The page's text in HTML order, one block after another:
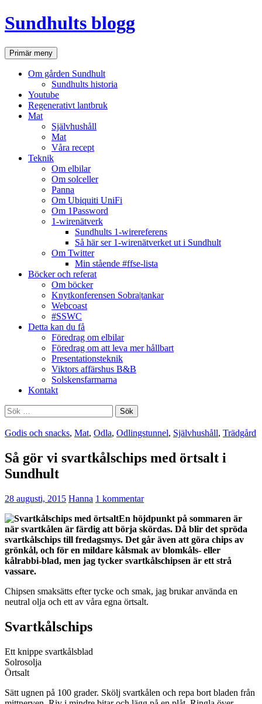
Hoppa
till
Sundhults blogg
SökPrimär meny
Om gården Sundhult
Sundhults historia
Youtube
Regenerativt lantbruk
Mat
Självhushåll
Mat
Våra recept
Teknik
Om elbilar
Om solceller
Panna
Om Ubiquiti UniFi
Om 1Password
1-wirenätverk
Sundhults 1-wirereferens
Så här ser 1-wirenätverket ut i Sundhult
Om Twitter
Min stående #ffse-lista
Böcker och referat
Om böcker
Knytkonferensen Sobra|tankar
Webcoast
#SSWC
Detta kan du få
Föredrag om elbilar
Föredrag om att leva mer hållbart
Presentationsteknik
Viktors affärshus B&B
Solskensfarmarna
Kontakt
Sök
efter:
Godis och snacks, Mat, Odla, Odlingstunnel, Självhushåll, Trädgård
Så gör vi svartkålschips med örtsalt i
Sundhult
28 augusti, 2015 Hanna 1 kommentar
En höjdpunkt på sommaren är
när svartkålen är färdig att börja skördas. Då blir det spröda
svartkålschips till fredagsmys. Det går även att göra chips av
grönkål, och för en mildare kålsmak av blomkåls- eller
kålrabbi-blad, men jag tycker svartkålschipsen är ett strå
vassare.
Chipsen smaksätts efter tycke och smak, jag brukar använda en
neutral olja och ett av våra egna örtsalt.
Svartkålschips
Ett knippe svartkålsblad
Solrosolja
Örtsalt
Sätt ugnen på 100 grader. Skölj svartkålen och repa bort bladen från